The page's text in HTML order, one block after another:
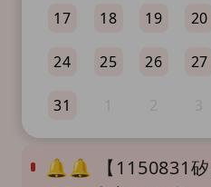
17 18 19 20
24 25 26 27
31
🔔🔔 【1150831